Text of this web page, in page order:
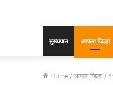
मुख्यपान आपला जिल्हा
Home / आपला जिल्हा /